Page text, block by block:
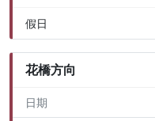
假日
花橋方向
日期